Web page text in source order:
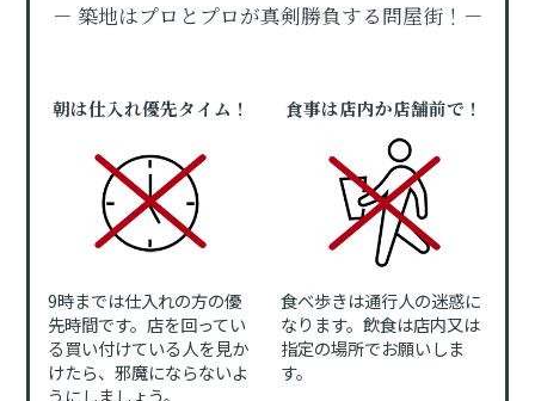
－ 築地はプロとプロが真剣勝負する問屋街！－
朝は仕入れ優先タイム！
9時までは仕入れの方の優
先時間です。店を回ってい
る買い付けている人を見か
けたら、邪魔にならないよ
うにしましょう。
食事は店内か店舗前で！
食べ歩きは通行人の迷惑に
なります。飲食は店内又は
指定の場所でお願いしま
す。